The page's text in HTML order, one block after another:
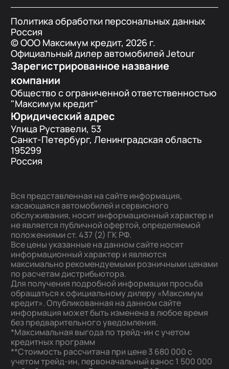
Политика обработки персональных данных
Россия
© ООО Максимум кредит, 2026 г.
Официальный дилер автомобилей Jetour
Зарегистрированное название
компании
Общество с ограниченной ответственностью
"Максимум кредит"
Юридический адрес
Улица Руставели, 53
Санкт-Петербург, Ленинградская область
195299
Россия
Вся представленная на сайте информация,
касающаяся автомобилей и сервисного
обслуживания, носит информационный характер и
не является публичной офертой, определяемой
положениями ст. 437 (2) ГК РФ.
Все цены указанные на данном сайте носят
информационный характер и являются
максимально рекомендуемыми розничными ценами
по расчетам дистрибьютора.
Для получения подробной информации просьба
обращаться к официальному дилеру «Максимум
кредит». Опубликованная на данном сайте
информация может быть изменена в любое время
без предварительного уведомления.
*Максимальная выгода по трейд-ин с учетом
кредитных программ
**Стоимость рассчитана при цене 3 680 000 с
учетом трейд-ин, первоначальный взнос 1 500 000